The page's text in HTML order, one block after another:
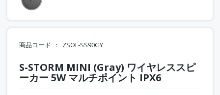
商品コード ZSOL-SS90GY
S-STORM MINI (Gray) ワイヤレススピ
ーカー 5W マルチポイント IPX6